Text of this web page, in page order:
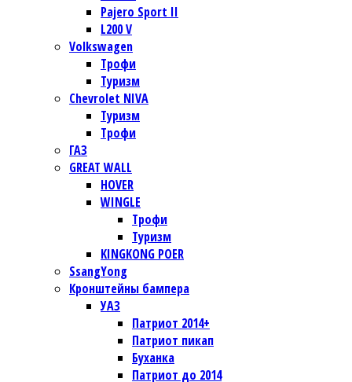
Pajero Sport II
L200 V
Volkswagen
Трофи
Туризм
Chevrolet NIVA
Туризм
Трофи
ГАЗ
GREAT WALL
HOVER
WINGLE
Трофи
Туризм
KINGKONG POER
SsangYong
Кронштейны бампера
УАЗ
Патриот 2014+
Патриот пикап
Буханка
Патриот до 2014